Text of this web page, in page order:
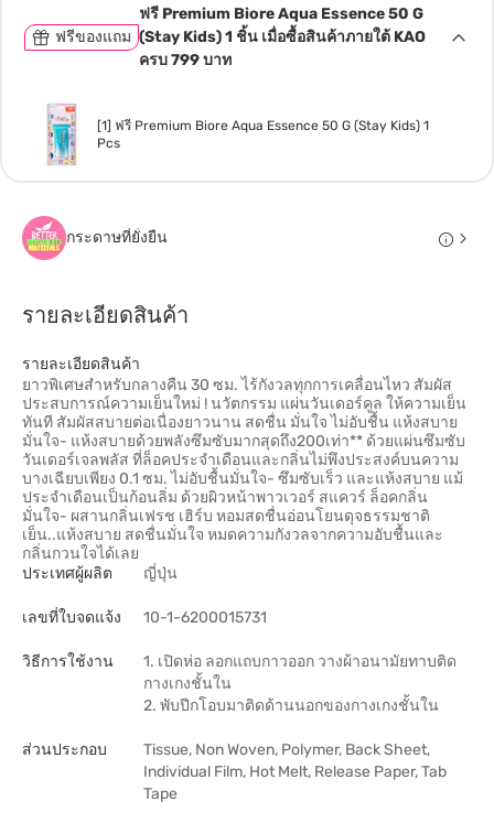
ฟรีของแถม
ฟรี Premium Biore Aqua Essence 50 G
(Stay Kids) 1 ชิ้น เมื่อซื้อสินค้าภายใต้ KAO
ครบ 799 บาท
[1] ฟรี Premium Biore Aqua Essence 50 G (Stay Kids) 1
Pcs
กระดาษที่ยั่งยืน
รายละเอียดสินค้า
รายละเอียดสินค้า
ยาวพิเศษสำหรับกลางคืน 30 ซม. ไร้กังวลทุกการเคลื่อนไหว สัมผัส
ประสบการณ์ความเย็นใหม่ ! นวัตกรรม แผ่นวันเดอร์คูล ให้ความเย็น
ทันที สัมผัสสบายต่อเนื่องยาวนาน สดชื่น มั่นใจ ไม่อับชื้น แห้งสบาย
มั่นใจ- แห้งสบายด้วยพลังซึมซับมากสุดถึง200เท่า** ด้วยแผ่นซึมซับ
วันเดอร์เจลพลัส ที่ล็อคประจำเดือนและกลิ่นไม่พึงประสงค์บนความ
บางเฉียบเพียง 0.1 ซม. ไม่อับชื้นมั่นใจ- ซึมซับเร็ว และแห้งสบาย แม้
ประจำเดือนเป็นก้อนลิ่ม ด้วยผิวหน้าพาวเวอร์ สแควร์ ล็อคกลิ่น
มั่นใจ- ผสานกลิ่นเฟรช เฮิร์บ หอมสดชื่นอ่อนโยนดุจธรรมชาติ
เย็น..แห้งสบาย สดชื่นมั่นใจ หมดความกังวลจากความอับชื้นและ
กลิ่นกวนใจได้เลย
ประเทศผู้ผลิต
ญี่ปุ่น
เลขที่ใบจดแจ้ง 10-1-6200015731
วิธีการใช้งาน
1. เปิดห่อ ลอกแถบกาวออก วางผ้าอนามัยทาบติด
กางเกงชั้นใน
2. พับปีกโอบมาติดด้านนอกของกางเกงชั้นใน
ส่วนประกอบ
Tissue, Non Woven, Polymer, Back Sheet,
Individual Film, Hot Melt, Release Paper, Tab
Tape